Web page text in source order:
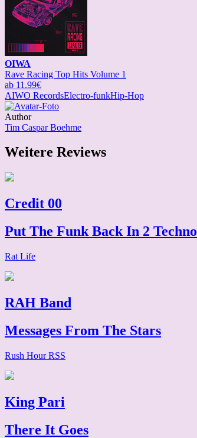
OIWA
Rave Racing Top Hits Volume 1
ab 11.99€
AIWO RecordsElectro-funkHip-Hop
Author
Tim Caspar Boehme
Weitere Reviews
Credit 00
Put The Funk Back In 2 Techno
Rat Life
RAH Band
Messages From The Stars
Rush Hour RSS
King Pari
There It Goes